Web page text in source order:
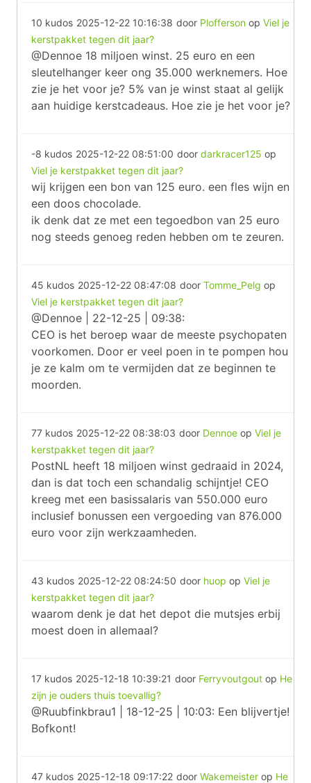
10 kudos 2025-12-22 10:16:38 door Plofferson op Viel je
kerstpakket tegen dit jaar?
@Dennoe 18 miljoen winst. 25 euro en een
sleutelhanger keer ong 35.000 werknemers. Hoe
zie je het voor je? 5% van je winst staat al gelijk
aan huidige kerstcadeaus. Hoe zie je het voor je?
-8 kudos 2025-12-22 08:51:00 door darkracer125 op
Viel je kerstpakket tegen dit jaar?
wij krijgen een bon van 125 euro. een fles wijn en
een doos chocolade.
ik denk dat ze met een tegoedbon van 25 euro
nog steeds genoeg reden hebben om te zeuren.
45 kudos 2025-12-22 08:47:08 door Tomme_Pelg op
Viel je kerstpakket tegen dit jaar?
@Dennoe | 22-12-25 | 09:38:
CEO is het beroep waar de meeste psychopaten
voorkomen. Door er veel poen in te pompen hou
je ze kalm om te vermijden dat ze beginnen te
moorden.
77 kudos 2025-12-22 08:38:03 door Dennoe op Viel je
kerstpakket tegen dit jaar?
PostNL heeft 18 miljoen winst gedraaid in 2024,
dan is dat toch een schandalig schijntje! CEO
kreeg met een basissalaris van 550.000 euro
inclusief bonussen een vergoeding van 876.000
euro voor zijn werkzaamheden.
43 kudos 2025-12-22 08:24:50 door huop op Viel je
kerstpakket tegen dit jaar?
waarom denk je dat het depot die mutsjes erbij
moest doen in allemaal?
17 kudos 2025-12-18 10:39:21 door Ferryvoutgout op He
zijn je ouders thuis toevallig?
@Ruubfinkbrau1 | 18-12-25 | 10:03: Een blijvertje!
Bofkont!
47 kudos 2025-12-18 09:17:22 door Wakemeister op He